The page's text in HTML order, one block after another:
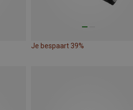
Je bespaart 39%